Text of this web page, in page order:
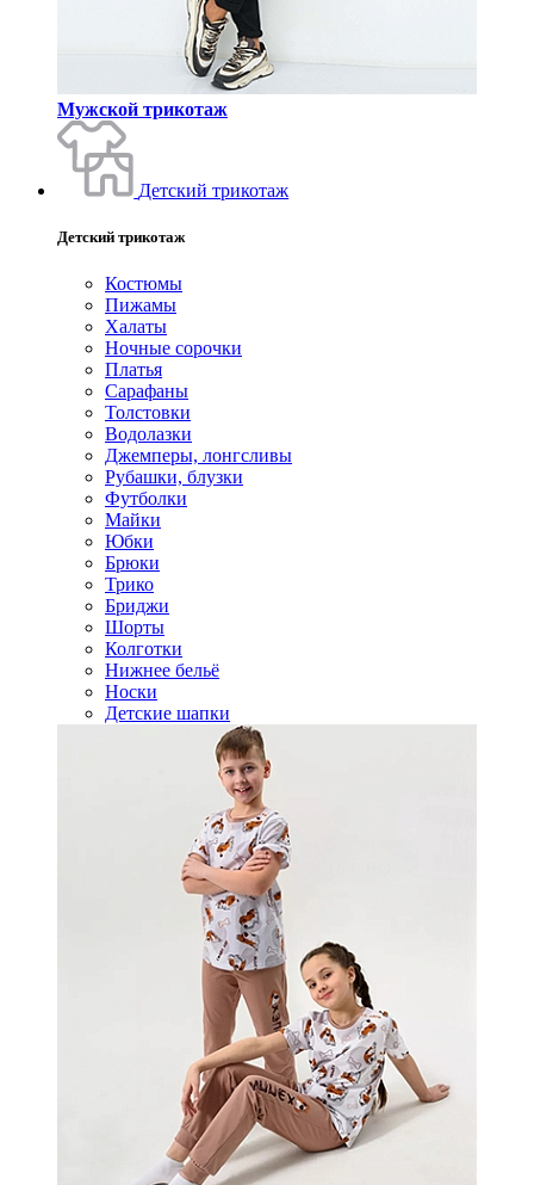
Мужской трикотаж
Детский трикотаж
Детский трикотаж
Костюмы
Пижамы
Халаты
Ночные сорочки
Платья
Сарафаны
Толстовки
Водолазки
Джемперы, лонгсливы
Рубашки, блузки
Футболки
Майки
Юбки
Брюки
Трико
Бриджи
Шорты
Колготки
Нижнее бельё
Носки
Детские шапки